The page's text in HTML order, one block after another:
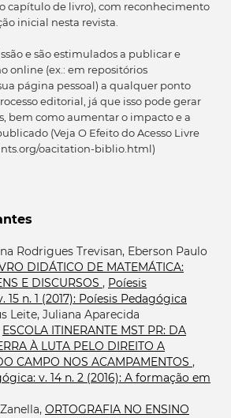
capítulo de livro), com reconhecimento
inicial nesta revista.
e são estimulados a publicar e
online (ex.: em repositórios
página pessoal) a qualquer ponto
editorial, já que isso pode gerar
bem como aumentar o impacto e a
(Veja O Efeito do Acesso Livre
oacitation-biblio.html)
Rodrigues Trevisan, Eberson Paulo
DIDÁTICO DE MATEMÁTICA:
E DISCURSOS , Poíesis
15 n. 1 (2017): Poíesis Pedagógica
Leite, Juliana Aparecida
ESCOLA ITINERANTE MST PR: DA
À LUTA PELO DIREITO A
CAMPO NOS ACAMPAMENTOS ,
v. 14 n. 2 (2016): A formação em
ORTOGRAFIA NO ENSINO